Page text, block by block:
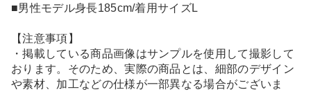
■男性モデル身長185cm/着用サイズL
【注意事項】
・掲載している商品画像はサンプルを使用して撮影して
おります。そのため、実際の商品とは、細部のデザイン
や素材、加工などの仕様が一部異なる場合がございま